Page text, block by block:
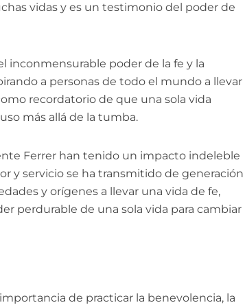
vidas y es un testimonio del poder de
inconmensurable poder de la fe y la
a personas de todo el mundo a llevar
recordatorio de que una sola vida
más allá de la tumba.
Ferrer han tenido un impacto indeleble
y servicio se ha transmitido de generación
y orígenes a llevar una vida de fe,
perdurable de una sola vida para cambiar
de practicar la benevolencia, la